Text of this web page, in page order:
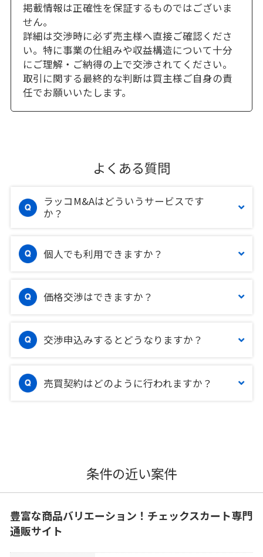
掲載情報は正確性を保証するものではございま
せん。
詳細は交渉時に必ず売主様へ直接ご確認くださ
い。特に事業の仕組みや収益構造について十分
にご理解・ご納得の上で交渉されてください。
取引に関する最終的な判断は買主様ご自身の責
任でお願いいたします。
よくある質問
ラッコM&Aはどういうサービスです
か？
個人でも利用できますか？
価格交渉はできますか？
交渉申込みするとどうなりますか？
売買契約はどのように行われますか？
条件の近い案件
豊富な商品バリエーション！チェックスカート専門
通販サイト